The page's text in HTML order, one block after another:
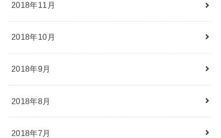
2018年11月
2018年10月
2018年9月
2018年8月
2018年7月